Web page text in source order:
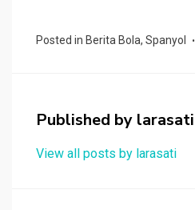
ce
o
k
tt at
p
p
e
C
Posted in Berita Bola, Spanyol
Published by larasati
View all posts by larasati